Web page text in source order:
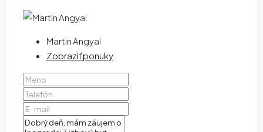
Martin Angyal
Zobraziť ponuky